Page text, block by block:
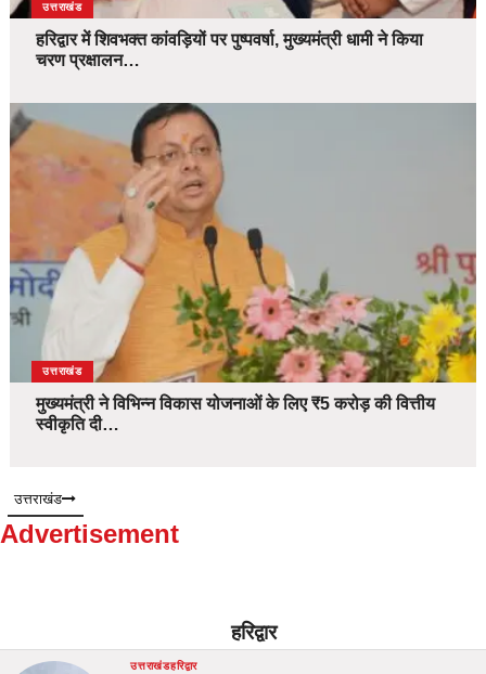
उत्तराखंड
हरिद्वार में शिवभक्त कांवड़ियों पर पुष्पवर्षा, मुख्यमंत्री धामी ने किया
चरण प्रक्षालन…
उत्तराखंड
मुख्यमंत्री ने विभिन्न विकास योजनाओं के लिए ₹5 करोड़ की वित्तीय
स्वीकृति दी…
उत्तराखंड
Advertisement
हरिद्वार
उत्तराखंडहरिद्वार